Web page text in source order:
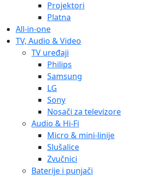
Projektori
Platna
All-in-one
TV, Audio & Video
TV uređaji
Philips
Samsung
LG
Sony
Nosači za televizore
Audio & Hi-Fi
Micro & mini-linije
Slušalice
Zvučnici
Baterije i punjači